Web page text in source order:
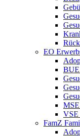
EO
BUE
VSE
FamZ